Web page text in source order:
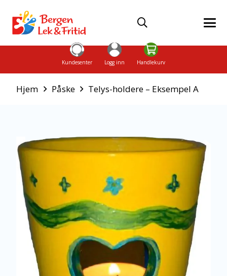
Kundesenter Logg inn Handlekurv
Hjem Påske Telys-holdere – Eksempel A